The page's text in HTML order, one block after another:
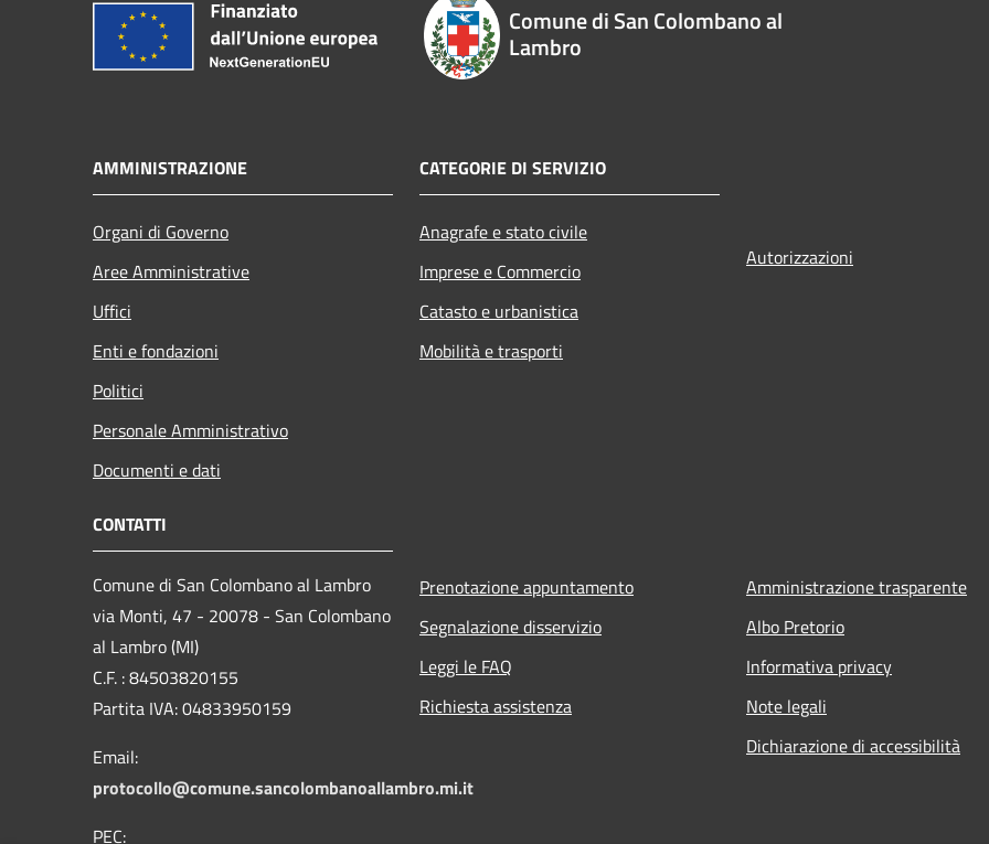
Comune di San Colombano al
Lambro
AMMINISTRAZIONE
Organi di Governo
Aree Amministrative
Uffici
Enti e fondazioni
Politici
Personale Amministrativo
Documenti e dati
CATEGORIE DI SERVIZIO
Anagrafe e stato civile
Imprese e Commercio
Catasto e urbanistica
Mobilità e trasporti
Autorizzazioni
CONTATTI
Comune di San Colombano al Lambro
via Monti, 47 - 20078 - San Colombano
al Lambro (MI)
C.F. : 84503820155
Partita IVA: 04833950159
Email:
protocollo@comune.sancolombanoallambro.mi.it
PEC:
Prenotazione appuntamento
Segnalazione disservizio
Leggi le FAQ
Richiesta assistenza
Amministrazione trasparente
Albo Pretorio
Informativa privacy
Note legali
Dichiarazione di accessibilità